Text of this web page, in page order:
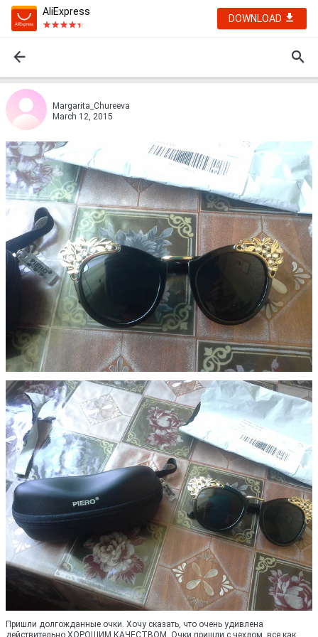
AliExpress
DOWNLOAD
Margarita_Chureeva
March 12, 2015
Пришли долгожданные очки. Хочу сказать, что очень удивлена
действительно ХОРОШИМ КАЧЕСТВОМ. Очки пришли с чехлом, все как